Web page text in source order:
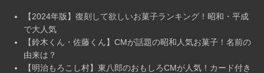
【2024年版】復刻して欲しいお菓子ランキング！昭和・平成
で大人気
【鈴木くん・佐藤くん】CMが話題の昭和人気お菓子！名前の
由来は？
【明治もろこし村】東八郎のおもしろCMが人気！カード付き